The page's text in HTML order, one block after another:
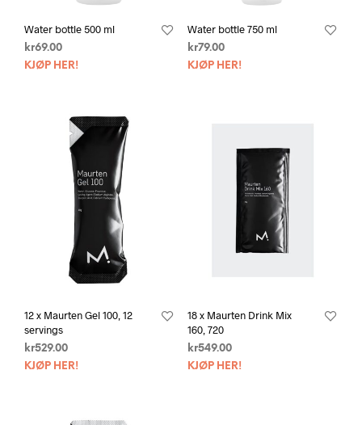
Water bottle 500 ml
kr69.00
KJØP HER!
Water bottle 750 ml
kr79.00
KJØP HER!
12 x Maurten Gel 100, 12
servings
kr529.00
KJØP HER!
18 x Maurten Drink Mix
160, 720
kr549.00
KJØP HER!